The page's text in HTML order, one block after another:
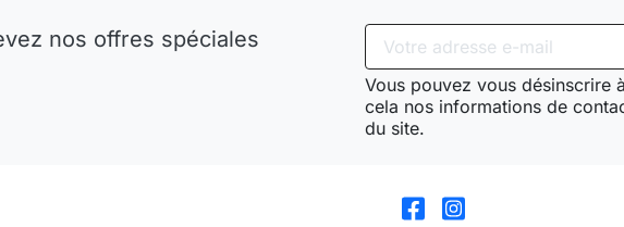
nos offres spéciales
Vous pouvez vous désinscrire
cela nos informations de
du site.